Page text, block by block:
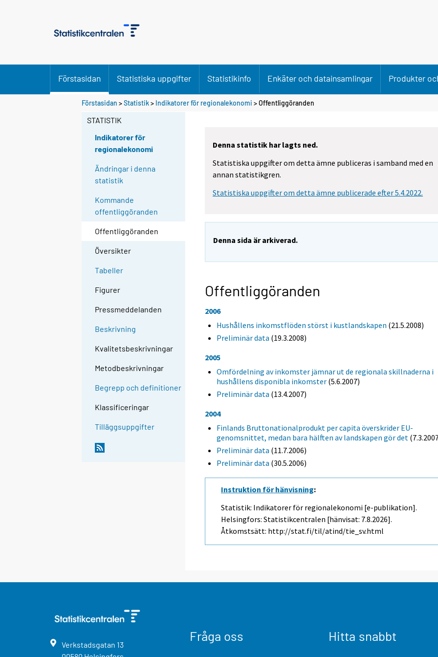
Förstasidan Statistiska uppgifter Statistikinfo Enkäter och datainsamlingar Produkter
Förstasidan >Statistik> Indikatorer för regionalekonomi > Offentliggöranden
STATISTIK
Indikatorer för
regionalekonomi
Ändringar i denna
statistik
Kommande
offentliggöranden
Offentliggöranden
Översikter
Tabeller
Figurer
Pressmeddelanden
Beskrivning
Kvalitetsbeskrivningar
Metodbeskrivningar
Begrepp och definitioner
Klassificeringar
Tilläggsuppgifter
Denna statistik har lagts ned.
Statistiska uppgifter om detta ämne publiceras i samband med en
annan statistikgren.
Statistiska uppgifter om detta ämne publicerade efter 5.4.2022.
Denna sida är arkiverad.
Offentliggöranden
2006
Hushållens inkomstflöden störst i kustlandskapen (21.5.2008)
Preliminär data (19.3.2008)
2005
Omfördelning av inkomster jämnar ut de regionala skillnaderna i
hushållens disponibla inkomster (5.6.2007)
Preliminär data (13.4.2007)
2004
Finlands Bruttonationalprodukt per capita överskrider EU-
genomsnittet, medan bara hälften av landskapen gör det
Preliminär data (11.7.2006)
Preliminär data (30.5.2006)
Instruktion för hänvisning:
Statistik: Indikatorer för regionalekonomi [e-publikation].
Helsingfors: Statistikcentralen [hänvisat: 7.8.2026].
Åtkomstsätt: http://stat.fi/til/atind/tie_sv.html
Verkstadsgatan 13
Fråga oss Hitta snabbt